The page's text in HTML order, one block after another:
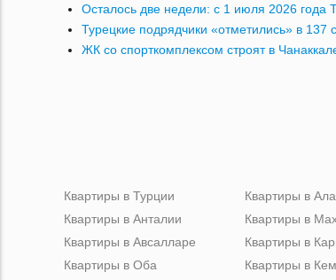
Осталось две недели: с 1 июля 2026 года
Турецкие подрядчики «отметились» в 137
ЖК со спорткомплексом строят в
Квартиры в Турции
Квартиры в Анталии
Квартиры в Авсалларе
Квартиры в Оба
Квартиры в
Квартиры в
Квартиры в
Квартиры в